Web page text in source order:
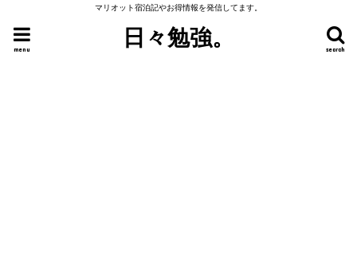
マリオット宿泊記やお得情報を発信してます。
日々勉強。 search
menu